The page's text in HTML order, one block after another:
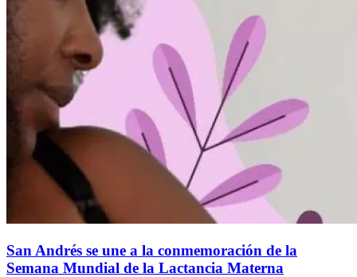
San Andrés se une a la conmemoración de la
Semana Mundial de la Lactancia Materna